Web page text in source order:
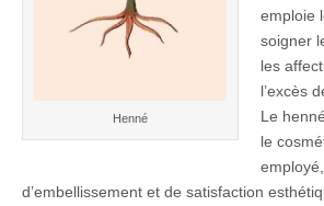
Henné
emploie
soigner
les
l’excès
Le
le
d’embellissement et de satisfaction